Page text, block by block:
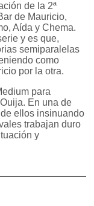
de la 2ª
de Mauricio,
Aída y Chema.
y es que,
semiparalelas
como
por la otra.
para
En una de
ellos insinuando
trabajan duro
y